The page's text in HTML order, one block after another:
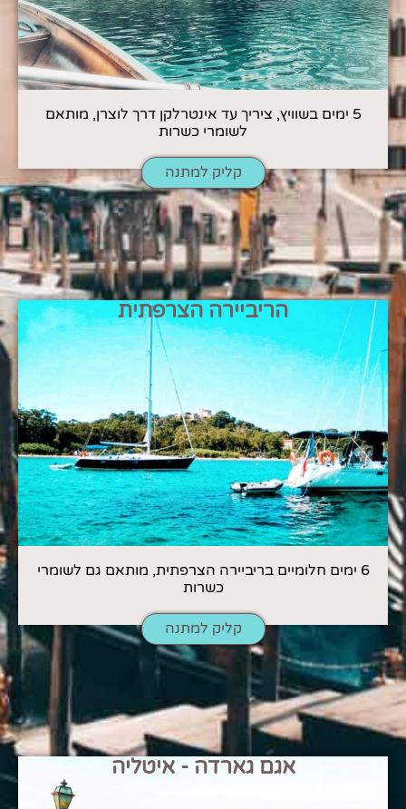
5 ימים בשוויץ, ציריך עד אינטרלקן דרך לוצרן, מותאם
לשומרי כשרות
קליק למתנה
הריביירה הצרפתית
6 ימים חלומיים בריביירה הצרפתית, מותאם גם לשומרי
כשרות
קליק למתנה
אגם גארדה - איטליה